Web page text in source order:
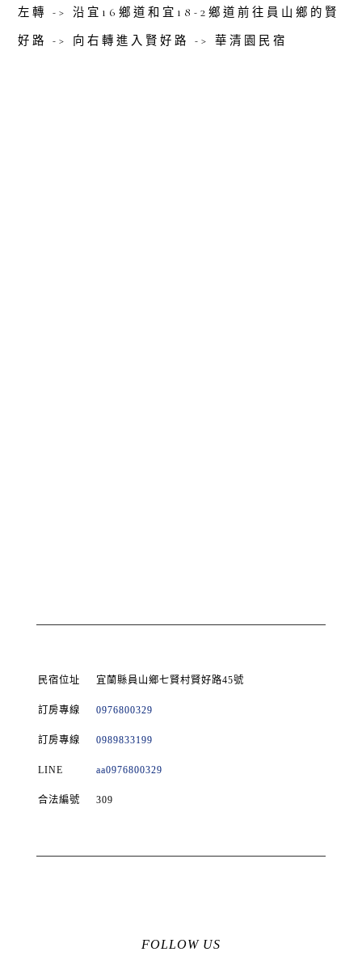
左轉 -> 沿宜16鄉道和宜18-2鄉道前往員山鄉的賢
好路 -> 向右轉進入賢好路 -> 華清園民宿
民宿位址 宜蘭縣員山鄉七賢村賢好路45號
訂房專線 0976800329
訂房專線 0989833199
LINE aa0976800329
合法編號 309
FOLLOW US